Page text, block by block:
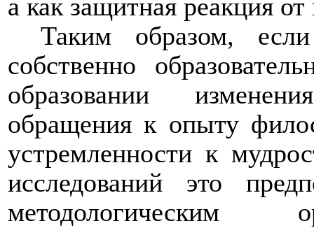
а как защитная реакция
Таким образом,
собственно
образовании
обращения к опыту
устремленности к
исследований это
методологическим